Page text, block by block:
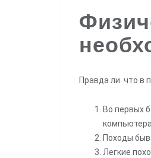
Правда ли что в
Во первых
Походы
Легкие